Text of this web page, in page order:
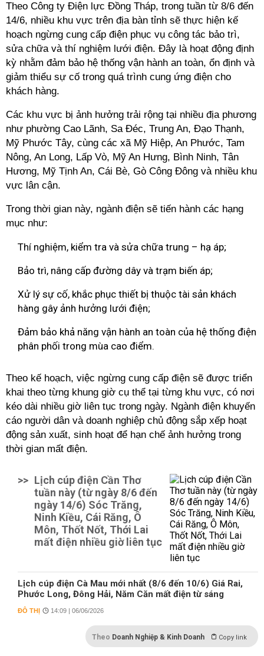
Theo Công ty Điện lực Đồng Tháp, trong tuần từ 8/6 đến
14/6, nhiều khu vực trên địa bàn tỉnh sẽ thực hiện kế
hoạch ngừng cung cấp điện phục vụ công tác bảo trì,
sửa chữa và thí nghiệm lưới điện. Đây là hoạt động định
kỳ nhằm đảm bảo hệ thống vận hành an toàn, ổn định và
giảm thiểu sự cố trong quá trình cung ứng điện cho
khách hàng.
Các khu vực bị ảnh hưởng trải rộng tại nhiều địa phương
như phường Cao Lãnh, Sa Đéc, Trung An, Đạo Thạnh,
Mỹ Phước Tây, cùng các xã Mỹ Hiệp, An Phước, Tam
Nông, An Long, Lấp Vò, Mỹ An Hưng, Bình Ninh, Tân
Hương, Mỹ Tịnh An, Cái Bè, Gò Công Đông và nhiều khu
vực lân cận.
Trong thời gian này, ngành điện sẽ tiến hành các hạng
mục như:
Thí nghiệm, kiểm tra và sửa chữa trung – hạ áp;
Bảo trì, nâng cấp đường dây và trạm biến áp;
Xử lý sự cố, khắc phục thiết bị thuộc tài sản khách
hàng gây ảnh hưởng lưới điện;
Đảm bảo khả năng vận hành an toàn của hệ thống điện
phân phối trong mùa cao điểm.
Theo kế hoạch, việc ngừng cung cấp điện sẽ được triển
khai theo từng khung giờ cụ thể tại từng khu vực, có nơi
kéo dài nhiều giờ liên tục trong ngày. Ngành điện khuyến
cáo người dân và doanh nghiệp chủ động sắp xếp hoạt
động sản xuất, sinh hoạt để hạn chế ảnh hưởng trong
thời gian mất điện.
>> Lịch cúp điện Cần Thơ
tuần này (từ ngày 8/6 đến
ngày 14/6) Sóc Trăng,
Ninh Kiều, Cái Răng, Ô
Môn, Thốt Nốt, Thới Lai
mất điện nhiều giờ liên tục
Lịch cúp điện Cà Mau mới nhất (8/6 đến 10/6) Giá Rai,
Phước Long, Đông Hải, Năm Căn mất điện từ sáng
ĐÔ THỊ 14:09 | 06/06/2026
Theo Doanh Nghiệp & Kinh Doanh Copy link